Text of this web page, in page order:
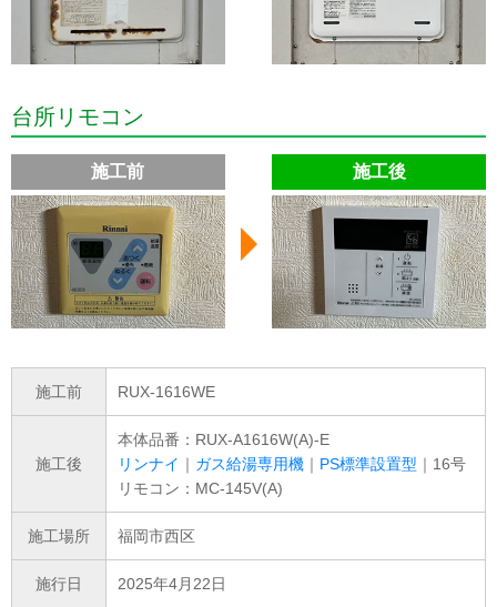
台所リモコン
施工前 施工後
施工前 RUX-1616WE
施工後
本体品番：RUX-A1616W(A)-E
リンナイ ｜ ガス給湯専用機 ｜ PS標準設置型 ｜16号
リモコン：MC-145V(A)
施工場所 福岡市西区
施行日 2025年4月22日